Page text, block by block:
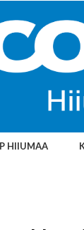
HIIUMAA